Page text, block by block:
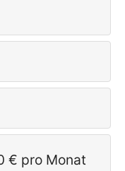
€ pro Monat